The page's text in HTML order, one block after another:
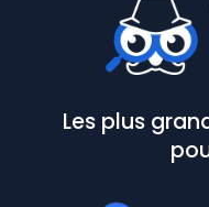
Les plus